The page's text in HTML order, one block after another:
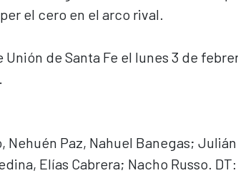
el cero en el arco rival.
de Santa Fe el lunes 3 de
Paz, Nahuel Banegas; Julián
Elías Cabrera; Nacho Russo. DT: